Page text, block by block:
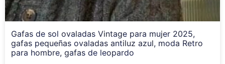
Gafas de sol ovaladas Vintage para mujer 2025,
gafas pequeñas ovaladas antiluz azul, moda Retro
para hombre, gafas de leopardo